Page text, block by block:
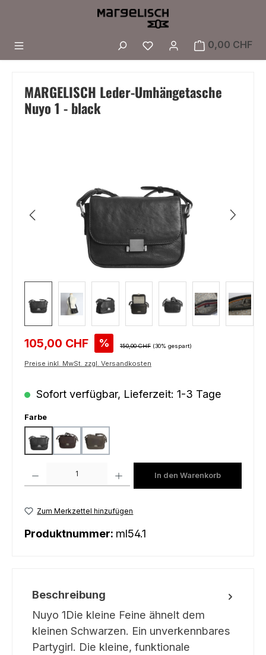
Zum Hauptinhalt springen
Du hast 0 Produkte
0,00 CHF
MARGELISCH Leder-Umhängetasche
Nuyo 1 - black
Verkaufspreis:
105,00 CHF % Regulärer Preis:
150,00 CHF (30% gespart)
Preise inkl. MwSt. zzgl. Versandkosten
Sofort verfügbar, Lieferzeit: 1-3 Tage
Farbeauswählen
blackdark brown
grey
In den Warenkorb
Zum Merkzettel hinzufügen
Produktnummer: ml54.1
Beschreibung
Nuyo 1Die kleine Feine ähnelt dem
kleinen Schwarzen. Ein unverkennbares
Partygirl. Die kleine, funktionale